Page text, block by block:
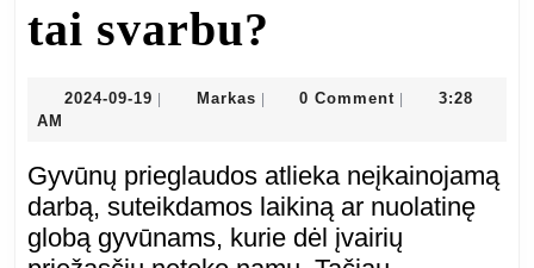
tai svarbu?
prieglaudos
naudingumo
2024-09-19 2024-
| MarkasMarkas
| 0 Comment |
3:28
AM
Gyvūnų prieglaudos atlieka neįkainojamą
darbą, suteikdamos laikiną ar nuolatinę
globą gyvūnams, kurie dėl įvairių